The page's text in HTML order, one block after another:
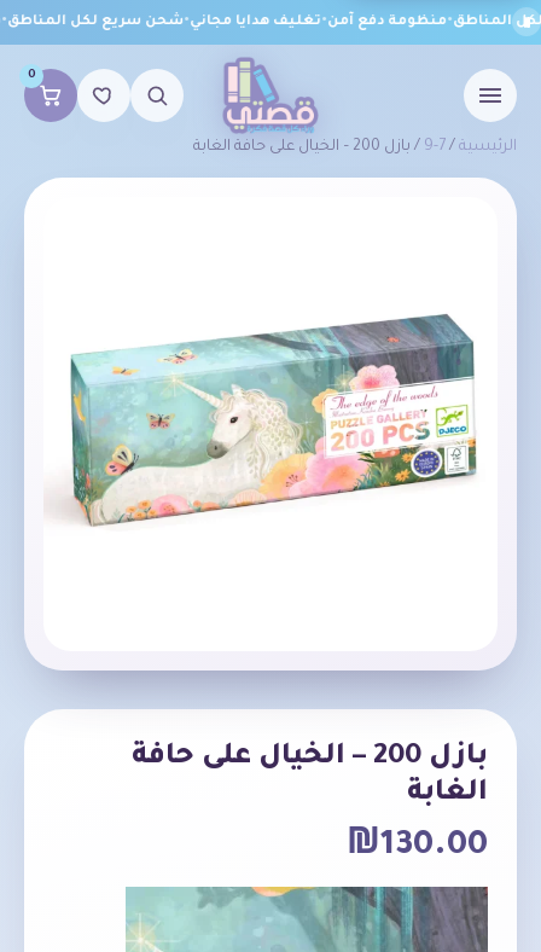
المناطق•منظومة دفع آمن•تغليف هدايا مجاني•شحن سريع لكل المناطق•
0
الرئيسية /
7-9 / بازل 200 – الخيال على حافة الغابة
بازل 200 – الخيال على حافة
الغابة
₪130.00